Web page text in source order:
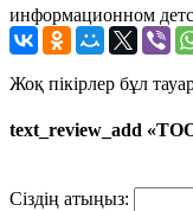
информационном
Жоқ пікірлер бұл
text_review_add
Сіздің атыңыз: